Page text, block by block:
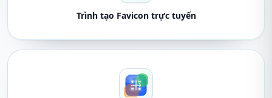
Trình tạo Favicon trực tuyến